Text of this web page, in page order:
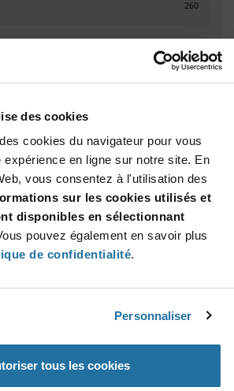
des cookies
cookies du navigateur pour vous
expérience en ligne sur notre site. En
vous consentez à l'utilisation des
sur les cookies utilisés et
disponibles en sélectionnant
pouvez également en savoir plus
de confidentialité.
Personnaliser
tous les cookies
260
6 453,20 $
USD
Prix unitaire
$1.46